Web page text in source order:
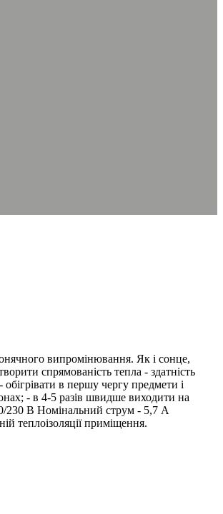
випромінювання. Як і сонце,
спрямованість тепла - здатність
в першу чергу предмети і
- в 4-5 разів швидше виходити на
230 В Номінальний струм - 5,7 А
теплоізоляції приміщення.